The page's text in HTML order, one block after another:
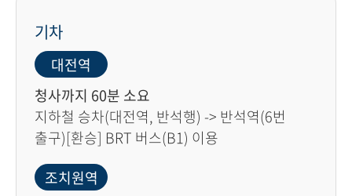
기차
대전역
청사까지 60분 소요
지하철 승차(대전역, 반석행) -> 반석역(6번
출구)[환승] BRT 버스(B1) 이용
조치원역